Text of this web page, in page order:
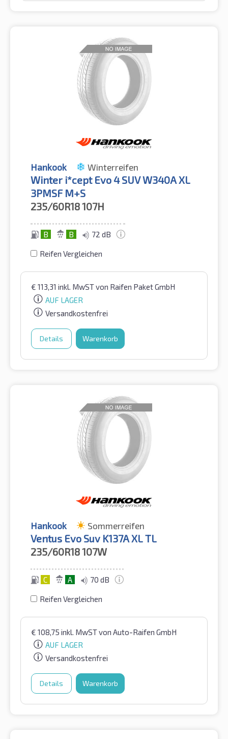
Hankook Winterreifen
Winter i*cept Evo 4 SUV W340A XL
3PMSF M+S
235/60R18107H
B B 72 dB
Reifen Vergleichen
€ 113,31 inkl. MwSTvon Raifen Paket GmbH
AUF LAGER
Versandkostenfrei
Details Warenkorb
Hankook Sommerreifen
Ventus Evo Suv K137A XL TL
235/60R18107W
C A 70 dB
Reifen Vergleichen
€ 108,75 inkl. MwSTvon Auto-Raifen GmbH
AUF LAGER
Versandkostenfrei
Details Warenkorb